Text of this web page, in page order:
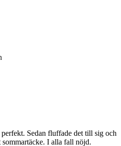
Sedan fluffade det till sig och
I alla fall nöjd.